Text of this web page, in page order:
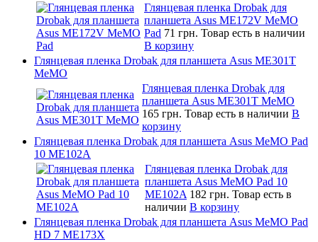
Глянцевая пленка Drobak для
планшета Asus ME172V MeMO
Pad 71 грн. Товар есть в наличии
В корзину
Глянцевая пленка Drobak для планшета Asus ME301T
MeMO
Глянцевая пленка Drobak для
планшета Asus ME301T MeMO
165 грн. Товар есть в наличии В
корзину
Глянцевая пленка Drobak для планшета Asus MeMO Pad
10 ME102A
Глянцевая пленка Drobak для
планшета Asus MeMO Pad 10
ME102A 182 грн. Товар есть в
наличии В корзину
Глянцевая пленка Drobak для планшета Asus MeMO Pad
HD 7 ME173X